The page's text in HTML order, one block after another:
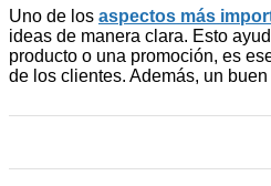
Uno de los aspectos más
ideas de manera clara. Esto
producto o una promoción, es
de los clientes. Además, un